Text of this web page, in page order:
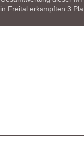
in Freital erkämpften